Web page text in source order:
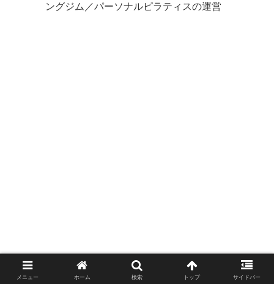
ングジム／パーソナルピラティスの運営
メニュー ホーム 検索 トップ サイドバー